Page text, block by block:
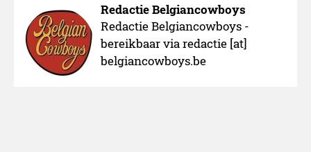
Redactie Belgiancowboys
Redactie Belgiancowboys -
bereikbaar via redactie [at]
belgiancowboys.be